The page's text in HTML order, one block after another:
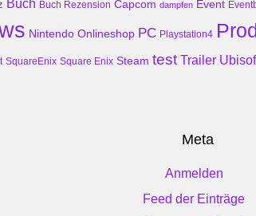
Buch Buch Rezension Capcom dampfen Event
Nintendo Onlineshop PC Playstation4
SquareEnix Square Enix Steam test Trailer
Meta
Anmelden
Feed der Einträge